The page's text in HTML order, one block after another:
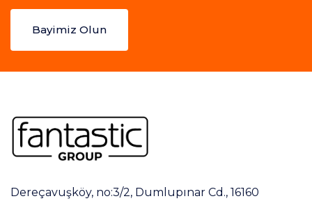
Bayimiz Olun
Dereçavuşköy, no:3/2, Dumlupınar Cd., 16160